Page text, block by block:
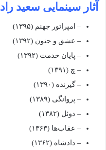
آثار سینمایی سعید راد
– امپراتور جهنم (۱۳۹۵)
– عشق و جنون (۱۳۹۲)
– پایان خدمت (۱۳۹۲)
– چ (۱۳۹۱)
– گیرنده (۱۳۹۰)
– پروانگی (۱۳۸۹)
– دوئل (۱۳۸۲)
– عقاب‌ها (۱۳۶۳)
– دادشاه (۱۳۶۲)